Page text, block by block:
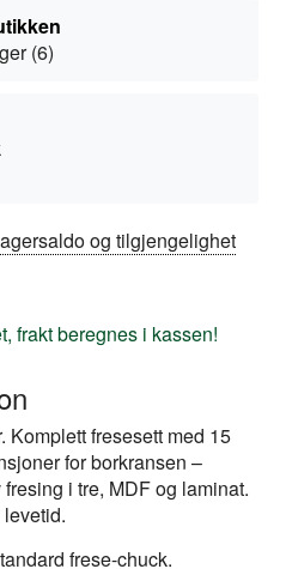
(6)
og tilgjengelighet
frakt beregnes i kassen!
Komplett fresesett med 15
for borkransen –
i tre, MDF og laminat.
frese-chuck.